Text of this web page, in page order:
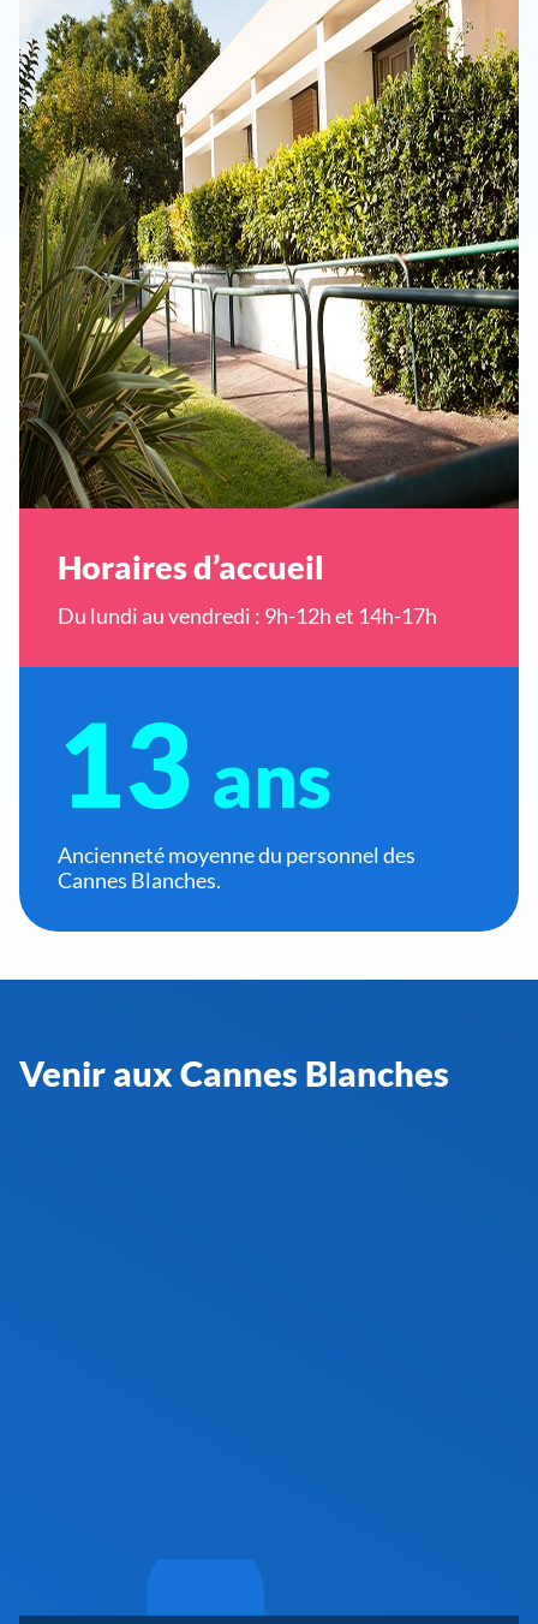
Horaires d’accueil
Du lundi au vendredi : 9h-12h et 14h-17h
13 ans
Ancienneté moyenne du personnel des
Cannes Blanches.
Venir aux Cannes Blanches